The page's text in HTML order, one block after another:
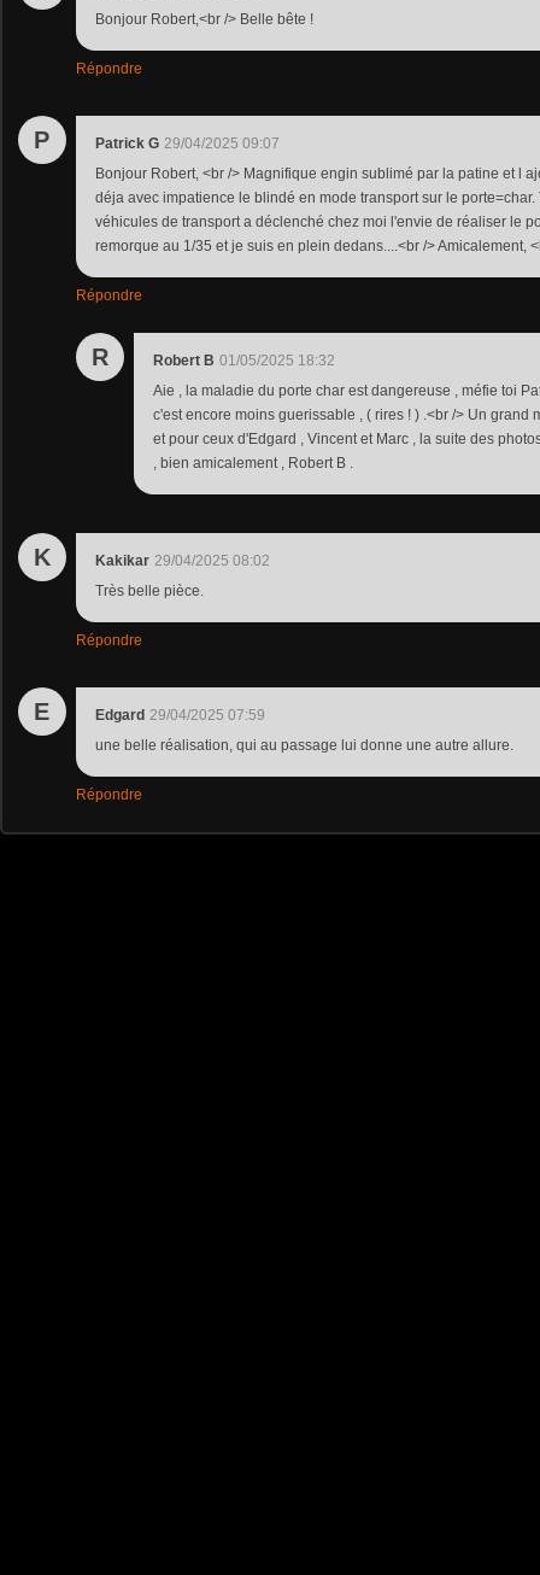
Bonjour Robert,<br /> Belle bête !
Répondre
P Patrick G 29/04/2025 09:07
Bonjour Robert, <br /> Magnifique engin sublimé par la patine et l
déja avec impatience le blindé en mode transport sur le
véhicules de transport a déclenché chez moi l'envie de réaliser le
remorque au 1/35 et je suis en plein dedans....<br /> Amicalement,
Répondre
R Robert B 01/05/2025 18:32
Aie , la maladie du porte char est dangereuse , méfie toi
c'est encore moins guerissable , ( rires ! ) .<br /> Un grand
et pour ceux d'Edgard , Vincent et Marc , la suite des
, bien amicalement , Robert B .
K Kakikar 29/04/2025 08:02
Très belle pièce.
Répondre
E Edgard 29/04/2025 07:59
une belle réalisation, qui au passage lui donne une autre allure.
Répondre